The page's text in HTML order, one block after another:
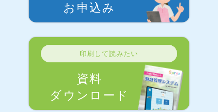
お申込み
印刷して読みたい
資料
ダウンロード